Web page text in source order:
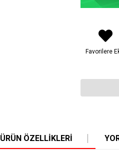
Favorilere
ÜRÜN ÖZELLIKLERI